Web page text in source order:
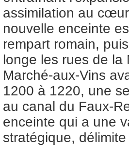
assimilation au
nouvelle enceinte
rempart romain,
longe les rues de la
Marché-aux-Vins
1200 à 1220, une
au canal du Faux-
enceinte qui a une
stratégique,